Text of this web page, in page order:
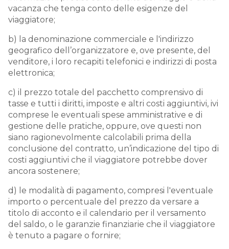
vacanza che tenga conto delle esigenze del
viaggiatore;
b) la denominazione commerciale e l'indirizzo
geografico dell’organizzatore e, ove presente, del
venditore, i loro recapiti telefonici e indirizzi di posta
elettronica;
c) il prezzo totale del pacchetto comprensivo di
tasse e tutti i diritti, imposte e altri costi aggiuntivi, ivi
comprese le eventuali spese amministrative e di
gestione delle pratiche, oppure, ove questi non
siano ragionevolmente calcolabili prima della
conclusione del contratto, un’indicazione del tipo di
costi aggiuntivi che il viaggiatore potrebbe dover
ancora sostenere;
d) le modalità di pagamento, compresi l'eventuale
importo o percentuale del prezzo da versare a
titolo di acconto e il calendario per il versamento
del saldo, o le garanzie finanziarie che il viaggiatore
è tenuto a pagare o fornire;